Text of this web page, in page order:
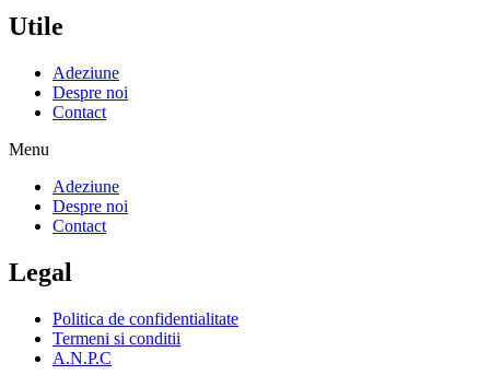
Utile
Adeziune
Despre noi
Contact
Menu
Adeziune
Despre noi
Contact
Legal
Politica de confidentialitate
Termeni si conditii
A.N.P.C